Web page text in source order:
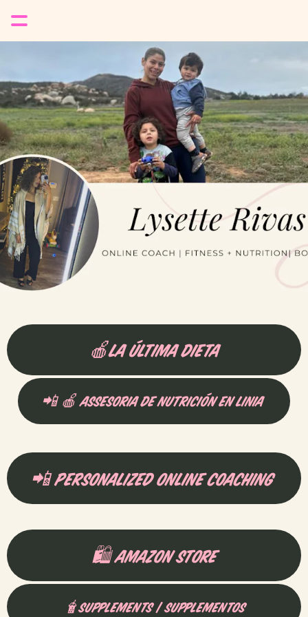
🍎La última dieta
📲 🍎 assesoria de nutrición en linia
📲 personalized online coaching
🛍️ AMAZON STORE
🧋Supplements | supplementos